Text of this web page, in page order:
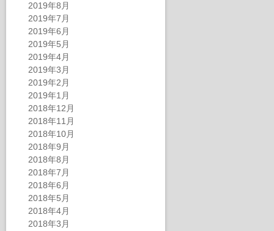
2019年8月
2019年7月
2019年6月
2019年5月
2019年4月
2019年3月
2019年2月
2019年1月
2018年12月
2018年11月
2018年10月
2018年9月
2018年8月
2018年7月
2018年6月
2018年5月
2018年4月
2018年3月